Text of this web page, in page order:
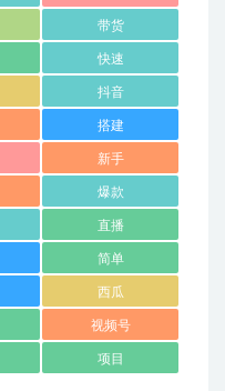
带货
快速
抖音
搭建
新手
爆款
直播
简单
西瓜
视频号
项目